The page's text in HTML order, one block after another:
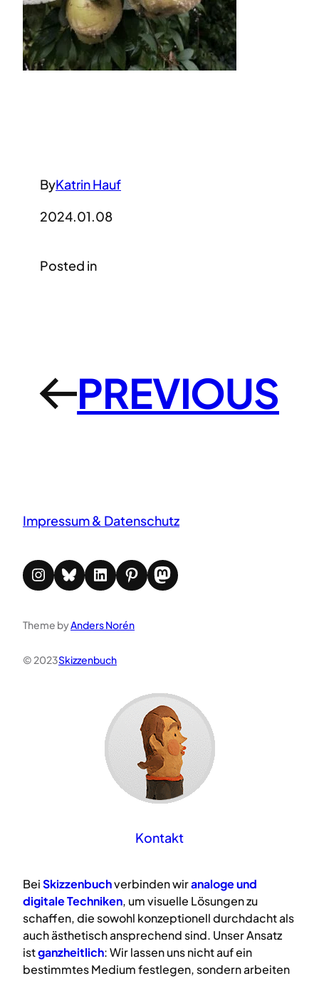
ByKatrin Hauf
2024.01.08
Posted in
←PREVIOUS
Impressum & Datenschutz
Instagram Bluesky LinkedIn Pinterest Mastodon
Theme byAnders Norén
© 2023Skizzenbuch
Kontakt
BeiSkizzenbuchverbinden wiranalogeund
digitaleTechniken, um visuelle Lösungen zu
schaffen, die sowohl konzeptionell durchdacht als
auch ästhetisch ansprechend sind. Unser Ansatz
istganzheitlich: Wir lassen uns nicht auf ein
bestimmtes Medium festlegen, sondern arbeiten